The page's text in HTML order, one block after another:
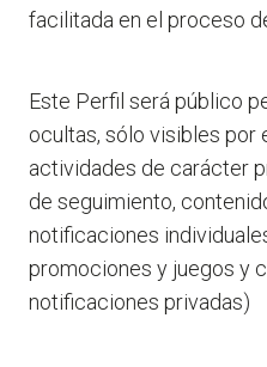
facilitada en el proceso
Este Perfil será público
ocultas, sólo visibles por
actividades de carácter
de seguimiento,
notificaciones
promociones y juegos y
notificaciones privadas)